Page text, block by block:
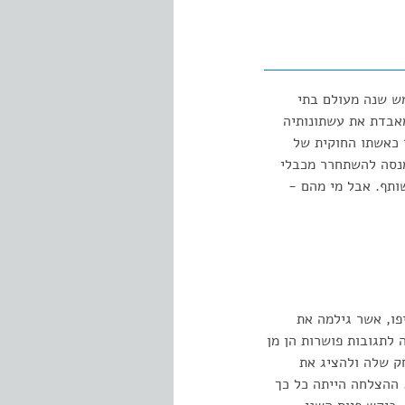
שנה מעולם בתי
את עשתונותיה
כאשתו החוקית של
להשתחרר מכבלי
אבל מי מהם -
אשר גילמה את
"זכתה" ההצגה לתגובות פושרות הן מן
שלה ולהציג את
ההצלחה הייתה כל כך